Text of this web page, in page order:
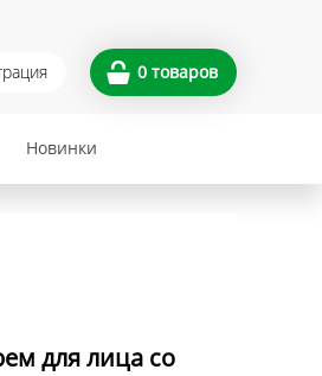
0 товаров
Новинки
для лица со